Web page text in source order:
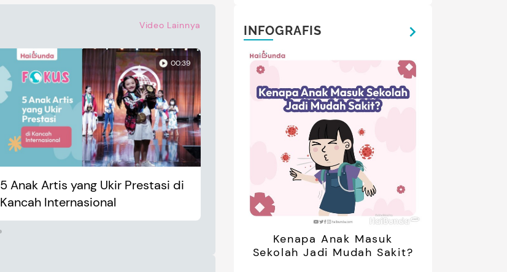
Video Lainnya
5 Anak Artis yang Ukir Prestasi di
Kancah Internasional
00:39
Anak Bosan Saat Libur? Coba 7
Mainan Tanpa Gadget Ini!
01:20
INFOGRAFIS
Kenapa Anak Masuk
Sekolah Jadi Mudah Sakit?